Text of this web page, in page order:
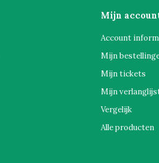
Mijn
Account
Mijn
Mijn tickets
Mijn
Vergelijk
Alle producten